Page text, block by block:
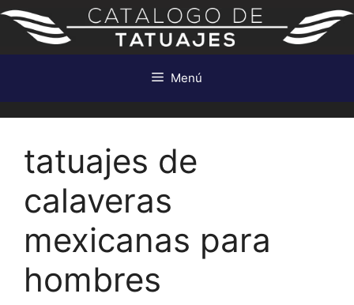
Saltar
contenido
Menú
tatuajes de
calaveras
mexicanas para
hombres